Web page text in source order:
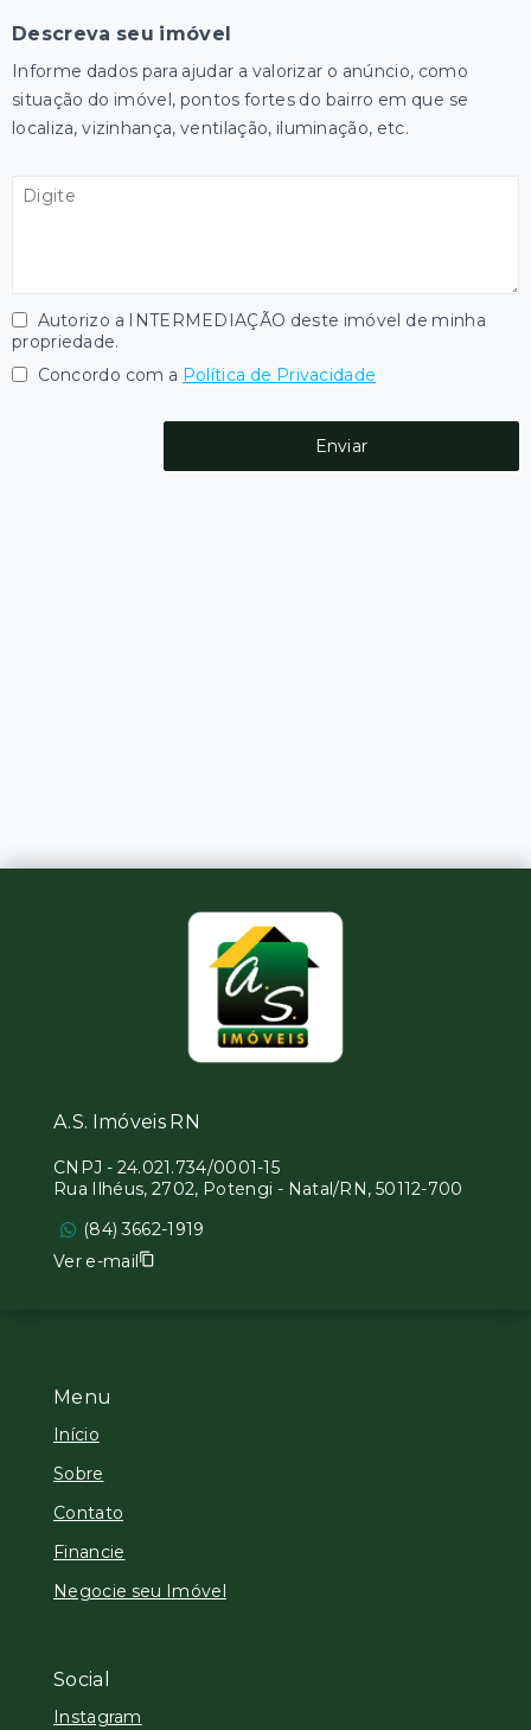
Descreva seu imóvel
Informe dados para ajudar a valorizar o anúncio, como
situação do imóvel, pontos fortes do bairro em que se
localiza, vizinhança, ventilação, iluminação, etc.
Autorizo a INTERMEDIAÇÃO deste imóvel de minha
propriedade.
Concordo com a Política de Privacidade
Enviar
Menu
Início
Sobre
Contato
Financie
Negocie seu Imóvel
Social
Instagram
A.S. Imóveis RN
CNPJ - 24.021.734/0001-15
Rua Ilhéus, 2702, Potengi - Natal/RN, 50112-700
(84) 3662-1919
Ver e-mail